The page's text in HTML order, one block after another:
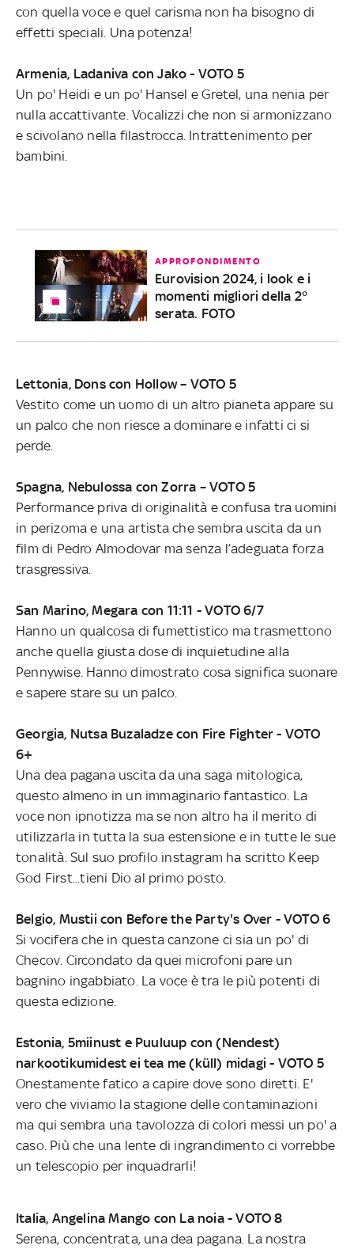
con quella voce e quel carisma non ha bisogno di
effetti speciali. Una potenza!
Armenia, Ladaniva con Jako - VOTO 5
Un po' Heidi e un po' Hansel e Gretel, una nenia per
nulla accattivante. Vocalizzi che non si armonizzano
e scivolano nella filastrocca. Intrattenimento per
bambini.
APPROFONDIMENTO
Eurovision 2024, i look e i
momenti migliori della 2°
serata. FOTO
Lettonia, Dons con Hollow – VOTO 5
Vestito come un uomo di un altro pianeta appare su
un palco che non riesce a dominare e infatti ci si
perde.
Spagna, Nebulossa con Zorra – VOTO 5
Performance priva di originalità e confusa tra uomini
in perizoma e una artista che sembra uscita da un
film di Pedro Almodovar ma senza l’adeguata forza
trasgressiva.
San Marino, Megara con 11:11 - VOTO 6/7
Hanno un qualcosa di fumettistico ma trasmettono
anche quella giusta dose di inquietudine alla
Pennywise. Hanno dimostrato cosa significa suonare
e sapere stare su un palco.
Georgia, Nutsa Buzaladze con Fire Fighter - VOTO
6+
Una dea pagana uscita da una saga mitologica,
questo almeno in un immaginario fantastico. La
voce non ipnotizza ma se non altro ha il merito di
utilizzarla in tutta la sua estensione e in tutte le sue
tonalità. Sul suo profilo instagram ha scritto Keep
God First...tieni Dio al primo posto.
Belgio, Mustii con Before the Party's Over - VOTO 6
Si vocifera che in questa canzone ci sia un po' di
Checov. Circondato da quei microfoni pare un
bagnino ingabbiato. La voce è tra le più potenti di
questa edizione.
Estonia, 5miinust e Puuluup con (Nendest)
narkootikumidest ei tea me (küll) midagi - VOTO 5
Onestamente fatico a capire dove sono diretti. E'
vero che viviamo la stagione delle contaminazioni
ma qui sembra una tavolozza di colori messi un po' a
caso. Più che una lente di ingrandimento ci vorrebbe
un telescopio per inquadrarli!
Italia, Angelina Mango con La noia - VOTO 8
Serena, concentrata, una dea pagana. La nostra